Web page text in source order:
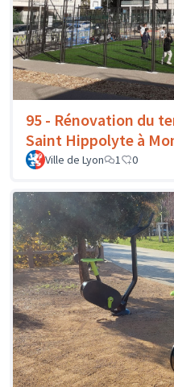
95 - Rénovation du
Saint Hippolyte à
Ville de Lyon 1 0